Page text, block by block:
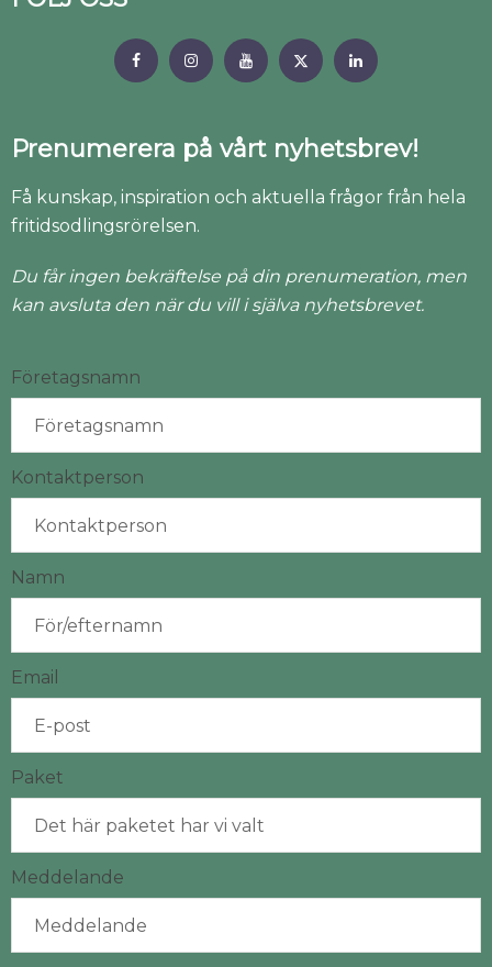
Prenumerera på vårt nyhetsbrev!
Få kunskap, inspiration och aktuella frågor från hela
fritidsodlingsrörelsen.
Du får ingen bekräftelse på din prenumeration, men
kan avsluta den när du vill i själva nyhetsbrevet.
Företagsnamn
Kontaktperson
Namn
Email
Paket
Meddelande